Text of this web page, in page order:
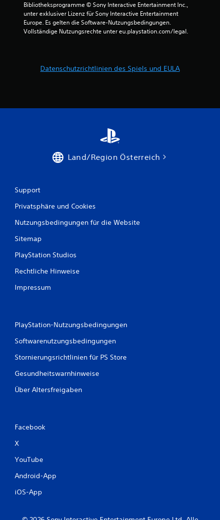
u
s
5
Bibliotheksprogramme © Sony Interactive Entertainment Inc.,
unter exklusiver Lizenz für Sony Interactive Entertainment
Europe. Es gelten die Software-Nutzungsbedingungen.
Vollständige Nutzungsrechte unter eu.playstation.com/legal.
Datenschutzrichtlinien des Spiels und EULA
Land/Region Österreich
Support
Privatsphäre und Cookies
Nutzungsbedingungen für die Website
Sitemap
PlayStation Studios
Rechtliche Hinweise
Impressum
PlayStation-Nutzungsbedingungen
Softwarenutzungsbedingungen
Stornierungsrichtlinien für PS Store
Gesundheitswarnhinweise
Über Altersfreigaben
Facebook
X
YouTube
Android-App
iOS-App